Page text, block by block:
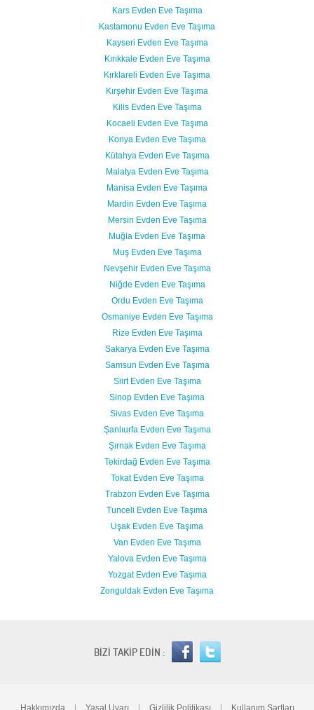
Kars Evden Eve Taşıma
Kastamonu Evden Eve Taşıma
Kayseri Evden Eve Taşıma
Kırıkkale Evden Eve Taşıma
Kırklareli Evden Eve Taşıma
Kırşehir Evden Eve Taşıma
Kilis Evden Eve Taşıma
Kocaeli Evden Eve Taşıma
Konya Evden Eve Taşıma
Kütahya Evden Eve Taşıma
Malatya Evden Eve Taşıma
Manisa Evden Eve Taşıma
Mardin Evden Eve Taşıma
Mersin Evden Eve Taşıma
Muğla Evden Eve Taşıma
Muş Evden Eve Taşıma
Nevşehir Evden Eve Taşıma
Niğde Evden Eve Taşıma
Ordu Evden Eve Taşıma
Osmaniye Evden Eve Taşıma
Rize Evden Eve Taşıma
Sakarya Evden Eve Taşıma
Samsun Evden Eve Taşıma
Siirt Evden Eve Taşıma
Sinop Evden Eve Taşıma
Sivas Evden Eve Taşıma
Şanlıurfa Evden Eve Taşıma
Şırnak Evden Eve Taşıma
Tekirdağ Evden Eve Taşıma
Tokat Evden Eve Taşıma
Trabzon Evden Eve Taşıma
Tunceli Evden Eve Taşıma
Uşak Evden Eve Taşıma
Van Evden Eve Taşıma
Yalova Evden Eve Taşıma
Yozgat Evden Eve Taşıma
Zonguldak Evden Eve Taşıma
BİZİ TAKİP EDİN :
Hakkımızda | Yasal Uyarı | Gizlilik Politikası | Kullanım Şartları